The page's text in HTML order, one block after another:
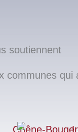
soutiennent
communes qui